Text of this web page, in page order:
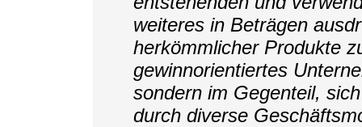
weiteres in Beträgen
herkömmlicher Produkte
gewinnorientiertes
sondern im Gegenteil,
durch diverse